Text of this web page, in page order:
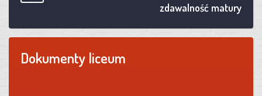
zdawalność matury
Dokumenty liceum